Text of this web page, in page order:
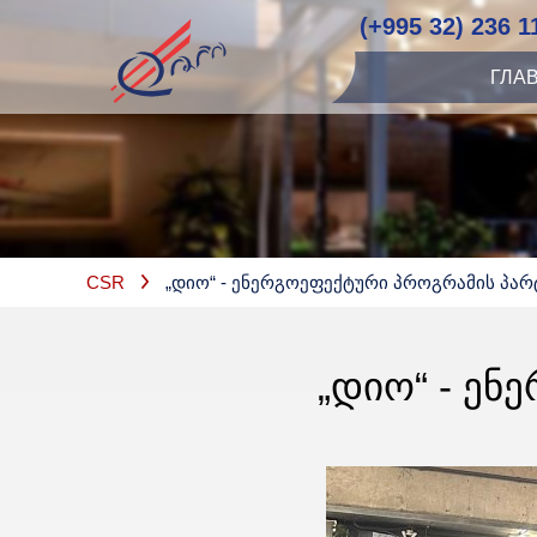
(+995 32) 236
CSR „დიო“ - Ენერგოეფექტური Პროგრამის
„ᲓᲘᲝ“ -